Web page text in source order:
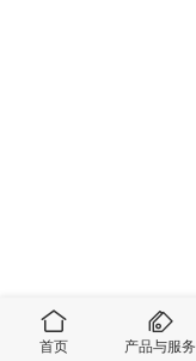
首页 产品与服务